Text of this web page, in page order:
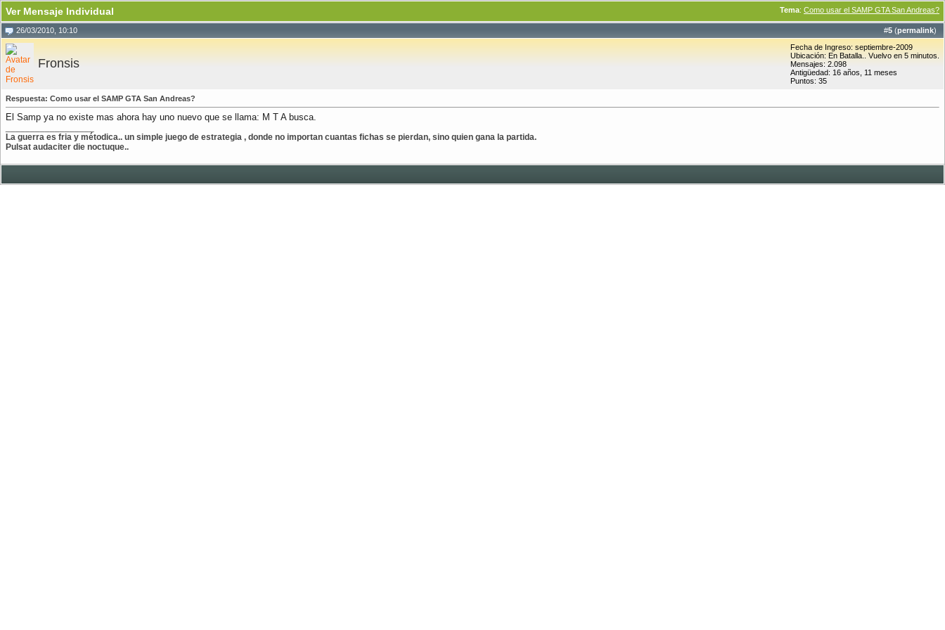
Tema: Como usar el SAMP GTA San Andreas?
Ver Mensaje Individual
#5 (permalink)
26/03/2010, 10:10
Fronsis
Fecha de Ingreso: septiembre-2009
Ubicación: En Batalla.. Vuelvo en 5 minutos.
Mensajes: 2.098
Antigüedad: 16 años, 11 meses
Puntos: 35
Respuesta: Como usar el SAMP GTA San Andreas?
El Samp ya no existe mas ahora hay uno nuevo que se llama: M T A busca.
La guerra es fria y métodica.. un simple juego de estrategia , donde no importan cuantas fichas se pierdan, sino quien gana la partida .
Pulsat audaciter die noctuque..